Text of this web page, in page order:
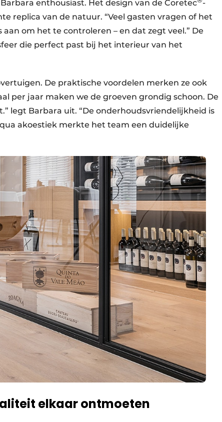
enthousiast. Het design van de Coretec
-
replica van de natuur. “Veel gasten vragen of het
om het te controleren – en dat zegt veel.” De
die perfect past bij het interieur van het
De praktische voordelen merken ze ook
per jaar maken we de groeven grondig schoon. De
legt Barbara uit. “De onderhoudsvriendelijkheid is
akoestiek merkte het team een duidelijke
elkaar ontmoeten